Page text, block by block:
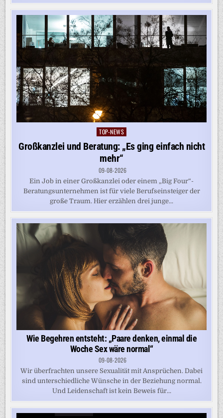
Posted
TOP-NEWS
Großkanzlei und Beratung: „Es ging einfach nicht
mehr“
09-08-2026
Ein Job in einer Großkanzlei oder einem „Big Four“-
Beratungsunternehmen ist für viele Berufseinsteiger der
große Traum. Hier erzählen drei junge...
Wie Begehren entsteht: „Paare denken, einmal die
Woche Sex wäre normal“
09-08-2026
Wir überfrachten unsere Sexualität mit Ansprüchen. Dabei
sind unterschiedliche Wünsche in der Beziehung normal.
Und Leidenschaft ist kein Beweis für...